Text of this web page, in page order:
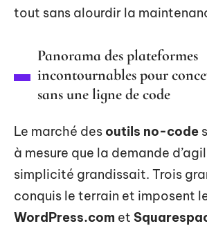
tout sans alourdir la
Panorama des plateformes
incontournables pour
sans une ligne de code
Le marché des outils no-code
à mesure que la demande
simplicité grandissait. Trois
conquis le terrain et imposent
WordPress.com et